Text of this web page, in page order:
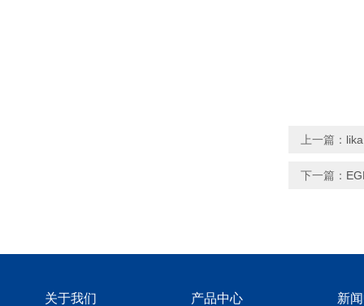
上一篇：
下一篇：
关于我们 产品中心 新